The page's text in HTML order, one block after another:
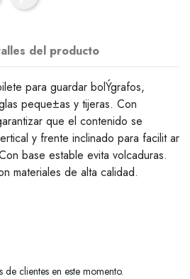
del producto
para guardar bolÝgrafos,
peque±as y tijeras. Con
que el contenido se
y frente inclinado para facilit ar
base estable evita volcaduras.
materiales de alta calidad.
de clientes en este momento.